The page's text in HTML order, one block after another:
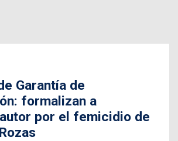
Garantía de
formalizan a
por el femicidio de